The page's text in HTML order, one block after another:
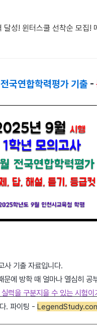
성! 윈터스쿨 선착순 모집!
국연합학력평가 기출 -
사 기출 자료입니다.
에 방학 때 얼마나 열심히 공
력을 구분지을 수 있는 시험
. 파이팅 -